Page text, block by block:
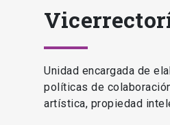
Unidad encargada de
políticas de
artística, propiedad